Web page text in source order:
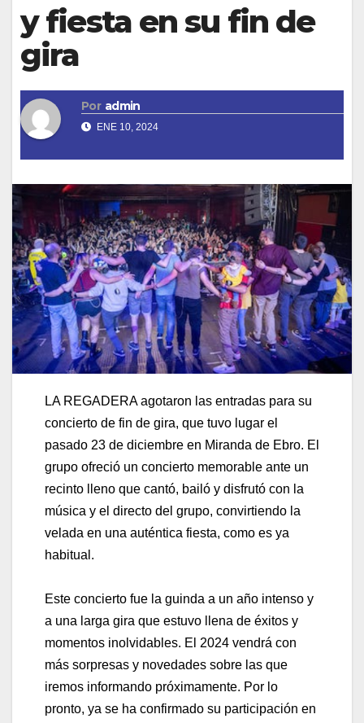
y fiesta en su fin de
gira
Por admin
ENE 10, 2024
LA REGADERA agotaron las entradas para su
concierto de fin de gira, que tuvo lugar el
pasado 23 de diciembre en Miranda de Ebro. El
grupo ofreció un concierto memorable ante un
recinto lleno que cantó, bailó y disfrutó con la
música y el directo del grupo, convirtiendo la
velada en una auténtica fiesta, como es ya
habitual.
Este concierto fue la guinda a un año intenso y
a una larga gira que estuvo llena de éxitos y
momentos inolvidables. El 2024 vendrá con
más sorpresas y novedades sobre las que
iremos informando próximamente. Por lo
pronto, ya se ha confirmado su participación en